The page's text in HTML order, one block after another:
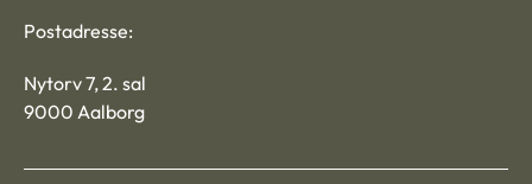
Postadresse:
Nytorv 7, 2. sal
9000 Aalborg